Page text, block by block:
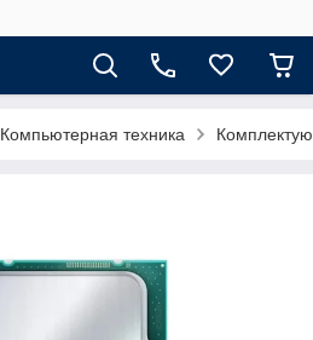
Компьютерная техника